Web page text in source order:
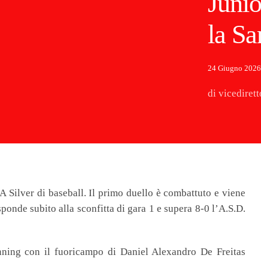
la
24 Giugno 2026
di
Silver di baseball. Il primo duello è combattuto e viene
subito alla sconfitta di gara 1 e supera 8-0 l’A.S.D.
con il fuoricampo di Daniel Alexandro De Freitas